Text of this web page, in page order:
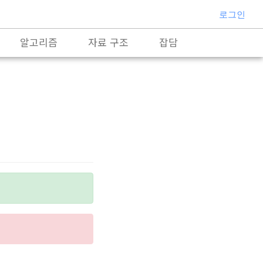
로그인
알고리즘 자료 구조
잡담